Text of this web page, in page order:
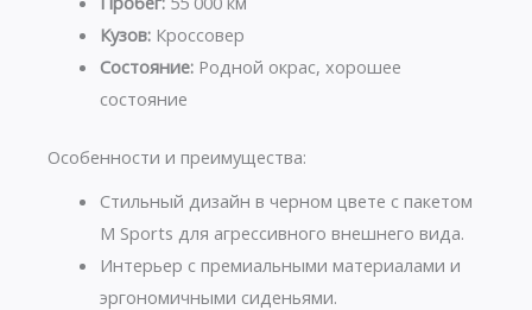
Кузов:Кроссовер
Состояние:Родной окрас, хорошее
состояние
Особенности и преимущества:
Стильный дизайн в черном цвете с пакетом
M Sports для агрессивного внешнего вида.
Интерьер с премиальными материалами и
эргономичными сиденьями.